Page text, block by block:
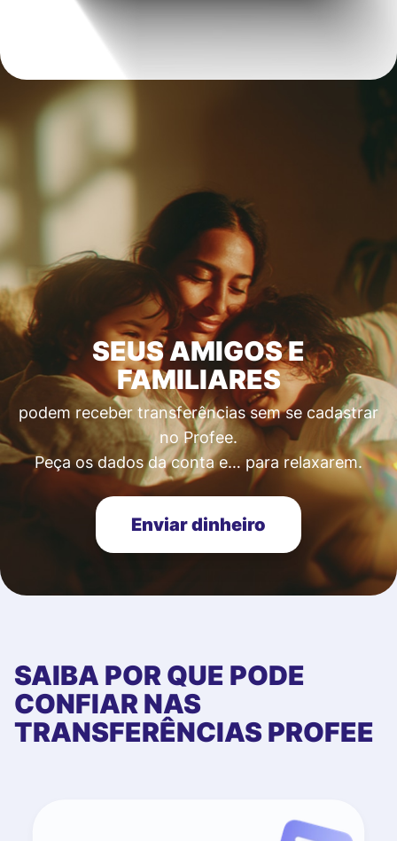
SEUS AMIGOS E
FAMILIARES
podem receber transferências sem se cadastrar
no Profee.
Peça os dados da conta e… para relaxarem.
Enviar dinheiro
SAIBA POR QUE PODE
CONFIAR NAS
TRANSFERÊNCIAS PROFEE